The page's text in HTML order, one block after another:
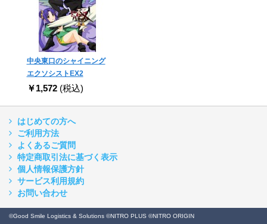
中央東口のシャイニング
エクソシストEX2
￥1,572 (税込)
はじめての方へ
ご利用方法
よくあるご質問
特定商取引法に基づく表示
個人情報保護方針
サービス利用規約
お問い合わせ
©Good Smile Logistics & Solutions ©NITRO PLUS ©NITRO ORIGIN